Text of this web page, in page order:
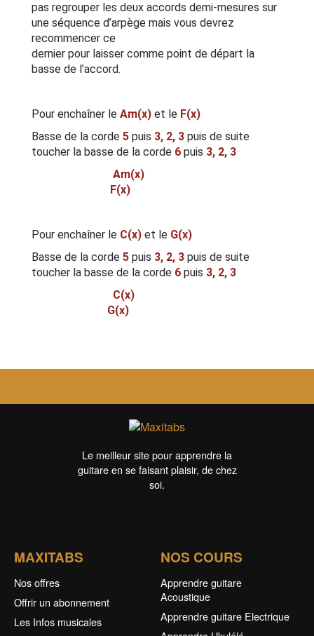
pas regrouper les deux accords demi-mesures sur
une séquence d’arpège mais vous devrez
recommencer ce
dernier pour laisser comme point de départ la
basse de l’accord.
Pour enchaîner le Am(x) et le F(x)
Basse de la corde 5 puis 3, 2, 3 puis de suite
toucher la basse de la corde 6 puis 3, 2, 3
Am(x)
F(x)
Pour enchaîner le C(x) et le G(x)
Basse de la corde 5 puis 3, 2, 3 puis de suite
toucher la basse de la corde 6 puis 3, 2, 3
C(x)
G(x)
Le meilleur site pour apprendre la
guitare en se faisant plaisir, de chez
soi.
MAXITABS
Nos offres
Offrir un abonnement
Les Infos musicales
NOS COURS
Apprendre guitare
Acoustique
Apprendre guitare Electrique